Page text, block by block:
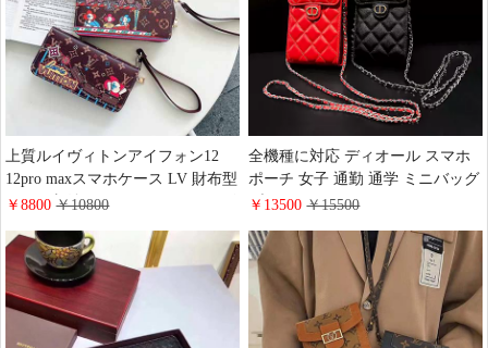
上質ルイヴィトンアイフォン12
12pro maxスマホケース LV 財布型
カード収納iphone12 miniカバー ビ
iphone11 11pro max ケース クリス
マス風 ストラップ付き レザー製
アイフォン8 7plus携帯カバー 手帳
型
￥8800￥10800
全機種に対応 ディオール スマホ
ポーチ 女子 通勤 通学 ミニバッグ
ブラック レッド ポシェット カジ
がけバッグ 大人 かわいい 安い
￥13500￥15500